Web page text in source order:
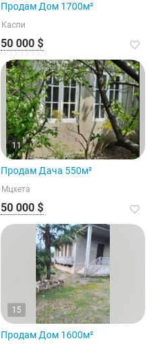
Продам Дом 1700м²
Каспи
50 000 $
11
Продам Дача 550м²
Мцхета
50 000 $
15
Продам Дом 1600м²